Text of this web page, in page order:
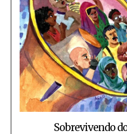
Sobrevivendo